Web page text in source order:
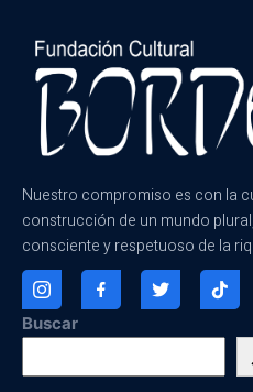
Nuestro compromiso es con la
construcción de un mundo
consciente y respetuoso de la
Buscar